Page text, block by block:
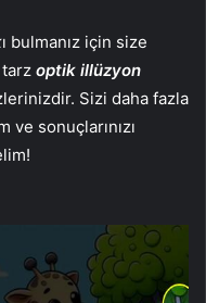
ı bulmanız için size
optik illüzyon
Sizi daha fazla
sonuçlarınızı